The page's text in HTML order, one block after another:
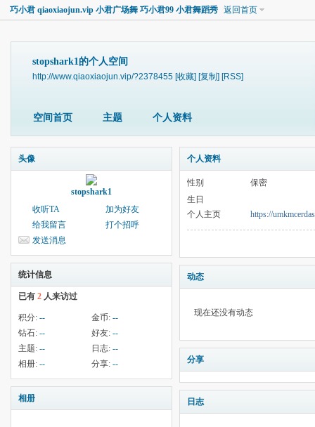
巧小君 qiaoxiaojun.vip 小君广场舞 巧小君99 小君舞蹈秀 返回首页
stopshark1的个人空间
http://www.qiaoxiaojun.vip/?2378455 [收藏] [复制] [RSS]
空间首页 主题 个人资料
头像
stopshark1
收听TA
加为好友
给我留言
打个招呼
发送消息
统计信息
已有 2 人来访过
积分: -- 金币: --
钻石: -- 好友: --
主题: -- 日志: --
相册: -- 分享: --
相册
个人资料
性别
保密
生日
个人主页
https://
动态
现在还没有动态
分享
日志